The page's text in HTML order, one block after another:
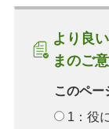
より良
まのご
このペー
1：役